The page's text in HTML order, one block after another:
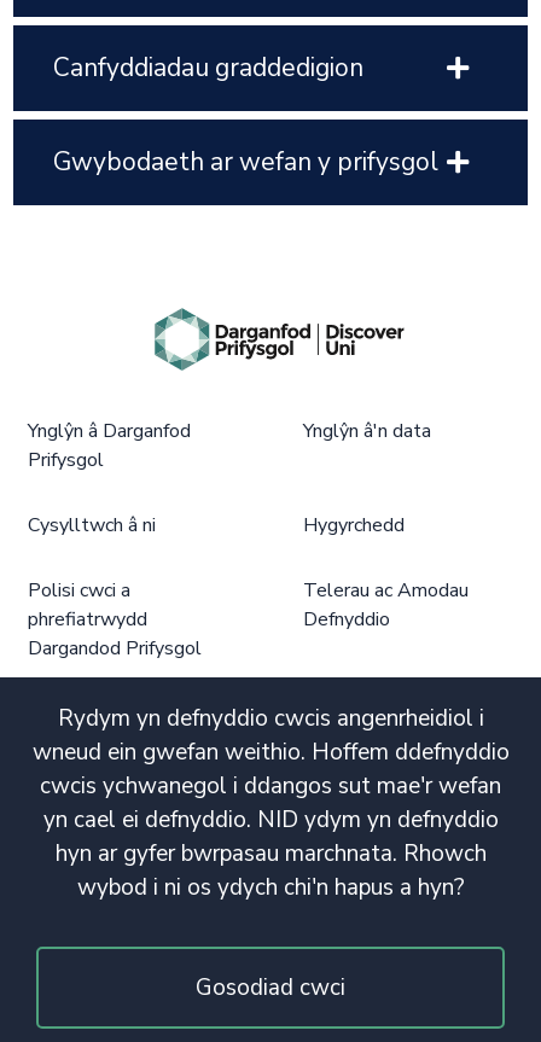
Canfyddiadau graddedigion
Gwybodaeth ar wefan y prifysgol
Rydym yn defnyddio cwcis angenrheidiol i
wneud ein gwefan weithio. Hoffem ddefnyddio
cwcis ychwanegol i ddangos sut mae'r wefan
yn cael ei defnyddio. NID ydym yn defnyddio
hyn ar gyfer bwrpasau marchnata. Rhowch
wybod i ni os ydych chi'n hapus a hyn?
Gosodiad cwci
Ynglŷn â Darganfod
Prifysgol
Ynglŷn â'n data
Cysylltwch â ni Hygyrchedd
Polisi cwci a
phrefiatrwydd
Dargandod Prifysgol
Telerau ac Amodau
Defnyddio